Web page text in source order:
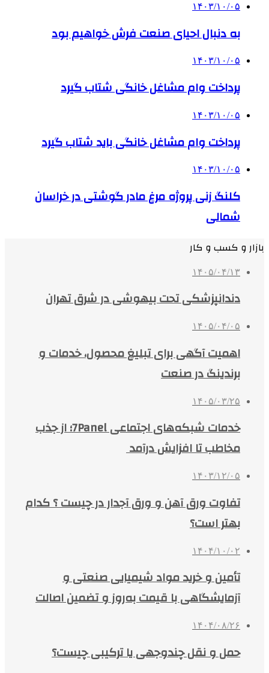
۱۴۰۳/۱۰/۰۵
به دنبال احیای صنعت فرش خواهیم بود
۱۴۰۳/۱۰/۰۵
پرداخت وام مشاغل خانگی شتاب گیرد
۱۴۰۳/۱۰/۰۵
پرداخت وام مشاغل خانگی باید شتاب گیرد
۱۴۰۳/۱۰/۰۵
کلنگ زنی پروژه مرغ مادر گوشتی در خراسان
شمالی
بازار و کسب و کار
۱۴۰۵/۰۴/۱۳
دندانپزشکی تحت بیهوشی در شرق تهران
۱۴۰۵/۰۴/۰۵
اهمیت آگهی برای تبلیغ محصول، خدمات و
برندینگ در صنعت
۱۴۰۵/۰۳/۲۵
خدمات شبکه‌های اجتماعی 7Panel؛ از جذب
مخاطب تا افزایش درآمد
۱۴۰۳/۱۲/۰۵
تفاوت ورق آهن و ورق آجدار در چیست ؟ کدام
بهتر است؟
۱۴۰۴/۱۰/۰۲
تأمین و خرید مواد شیمیایی صنعتی و
آزمایشگاهی با قیمت به‌روز و تضمین اصالت
۱۴۰۴/۰۸/۲۶
حمل و نقل چندوجهی یا ترکیبی چیست؟